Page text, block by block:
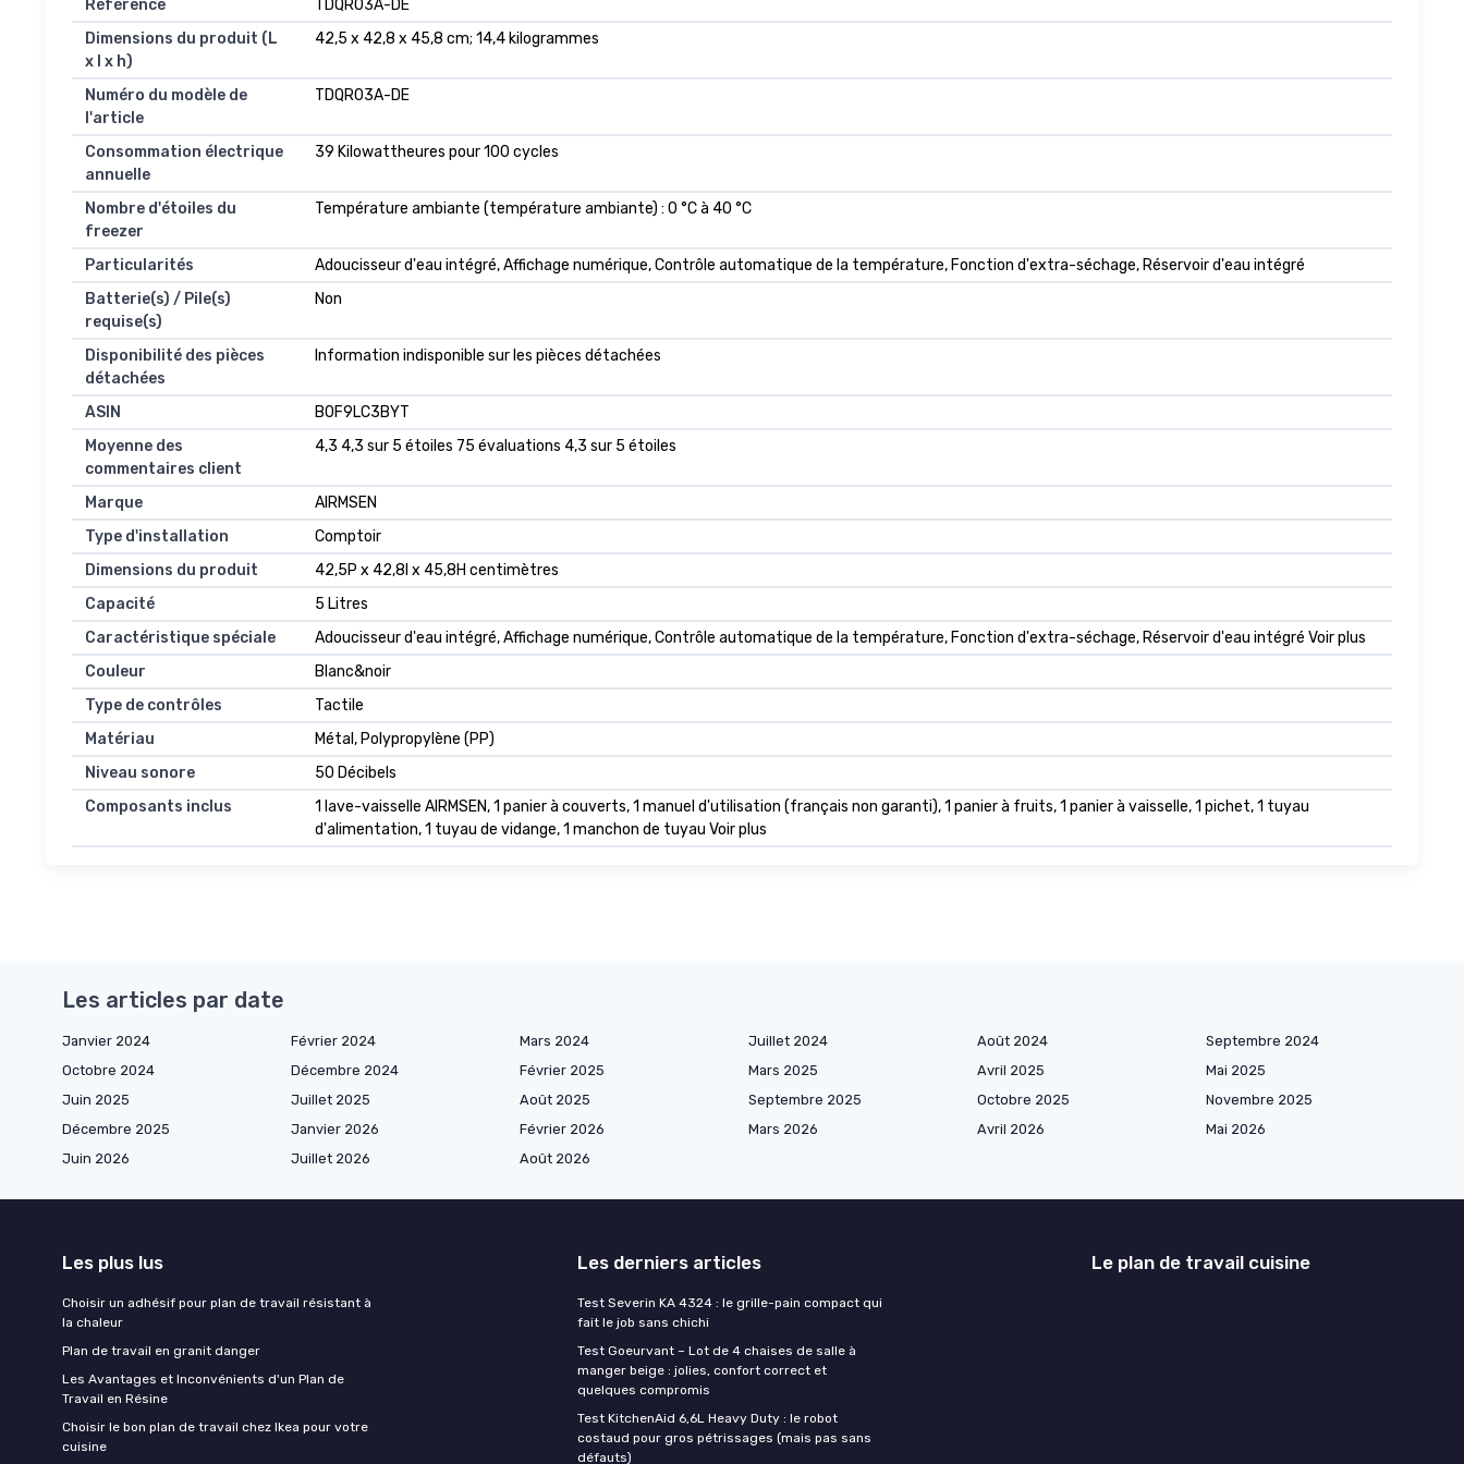
Référence
‎TDQR03A-DE
Dimensions du produit (L
x l x h)
‎42,5 x 42,8 x 45,8 cm; 14,4 kilogrammes
Numéro du modèle de
l'article
‎TDQR03A-DE
Consommation électrique
annuelle
‎39 Kilowattheures pour 100 cycles
Nombre d'étoiles du
freezer
‎Température ambiante (température ambiante) : 0 °C à 40 °C
Particularités
‎Adoucisseur d'eau intégré, Affichage numérique, Contrôle automatique de la température, Fonction d'extra-séchage, Réservoir d'eau intégré
Batterie(s) / Pile(s)
requise(s)
‎Non
Disponibilité des pièces
détachées
‎Information indisponible sur les pièces détachées
ASIN
B0F9LC3BYT
Moyenne des
commentaires client
4,3 4,3 sur 5 étoiles 75 évaluations 4,3 sur 5 étoiles
Marque
AIRMSEN
Type d'installation
Comptoir
Dimensions du produit
42,5P x 42,8l x 45,8H centimètres
Capacité
5 Litres
Caractéristique spéciale
Adoucisseur d'eau intégré, Affichage numérique, Contrôle automatique de la température, Fonction d'extra-séchage, Réservoir d'eau intégré Voir plus
Couleur
Blanc&noir
Type de contrôles
Tactile
Matériau
Métal, Polypropylène (PP)
Niveau sonore
50 Décibels
Composants inclus
1 lave-vaisselle AIRMSEN, 1 panier à couverts, 1 manuel d'utilisation (français non garanti), 1 panier à fruits, 1 panier à vaisselle, 1 pichet, 1 tuyau
d'alimentation, 1 tuyau de vidange, 1 manchon de tuyau Voir plus
Les articles par date
Janvier 2024 Février 2024 Mars 2024 Juillet 2024 Août 2024
Septembre 2024
Octobre 2024
Décembre 2024 Février 2025 Mars 2025 Avril 2025
Mai 2025
Juin 2025
Juillet 2025 Août 2025 Septembre 2025 Octobre 2025
Novembre 2025
Décembre 2025
Janvier 2026 Février 2026 Mars 2026 Avril 2026
Mai 2026
Juin 2026
Juillet 2026 Août 2026
Les plus lus
Choisir un adhésif pour plan de travail résistant à
la chaleur
Plan de travail en granit danger
Les Avantages et Inconvénients d'un Plan de
Travail en Résine
Choisir le bon plan de travail chez Ikea pour votre
cuisine
Les derniers articles
Test Severin KA 4324 : le grille-pain compact qui
fait le job sans chichi
Test Goeurvant – Lot de 4 chaises de salle à
manger beige : jolies, confort correct et
quelques compromis
Test KitchenAid 6,6L Heavy Duty : le robot
costaud pour gros pétrissages (mais pas sans
défauts)
Le plan de travail cuisine